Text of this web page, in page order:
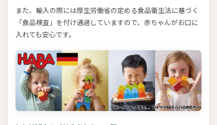
また、輸入の際には厚生労働省の定める食品衛生法に基づく
「食品検査」を付け通過していますので、赤ちゃんがお口に
入れても安心です。